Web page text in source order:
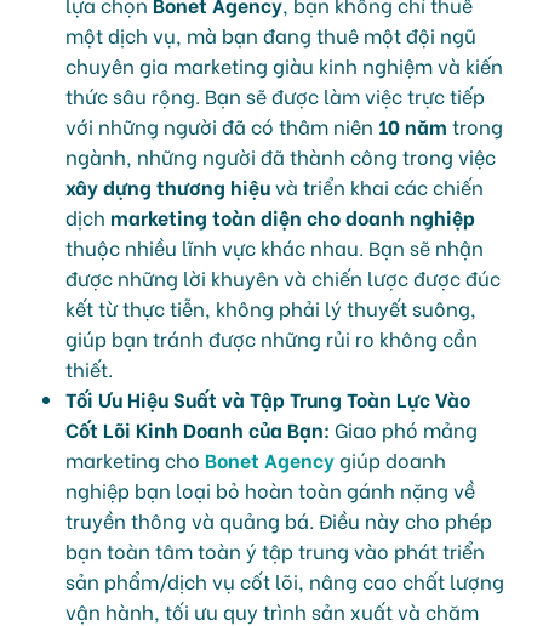
một dịch vụ, mà bạn đang thuê một đội ngũ
chuyên gia marketing giàu kinh nghiệm và kiến
thức sâu rộng. Bạn sẽ được làm việc trực tiếp
với những người đã có thâm niên 10 năm trong
ngành, những người đã thành công trong việc
xây dựng thương hiệuvà triển khai các chiến
dịch marketing toàn diện cho doanh nghiệp
thuộc nhiều lĩnh vực khác nhau. Bạn sẽ nhận
được những lời khuyên và chiến lược được đúc
kết từ thực tiễn, không phải lý thuyết suông,
giúp bạn tránh được những rủi ro không cần
thiết.
Tối Ưu Hiệu Suất và Tập Trung Toàn Lực Vào
Cốt Lõi Kinh Doanh của Bạn: Giao phó mảng
marketing cho Bonet Agencygiúp doanh
nghiệp bạn loại bỏ hoàn toàn gánh nặng về
truyền thông và quảng bá. Điều này cho phép
bạn toàn tâm toàn ý tập trung vào phát triển
sản phẩm/dịch vụ cốt lõi, nâng cao chất lượng
vận hành, tối ưu quy trình sản xuất và chăm